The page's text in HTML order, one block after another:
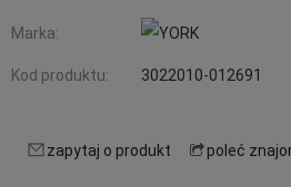
Marka:
Kod produktu: 3022010-012691
zapytaj o produkt poleć